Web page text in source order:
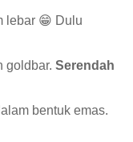
lebar 😁 Dulu
goldbar. Serendah
bentuk emas.